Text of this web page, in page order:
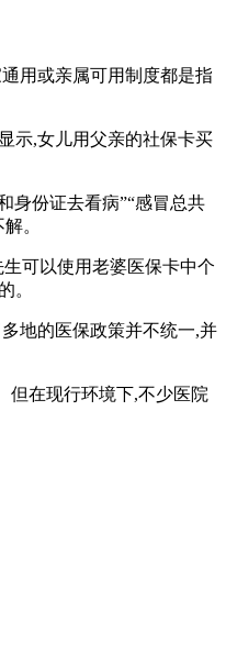
用或亲属可用制度都是指
示,女儿用父亲的社保卡买
身份证去看病”“感冒总共
。
可以使用老婆医保卡中个
。
地的医保政策并不统一,并
但在现行环境下,不少医院